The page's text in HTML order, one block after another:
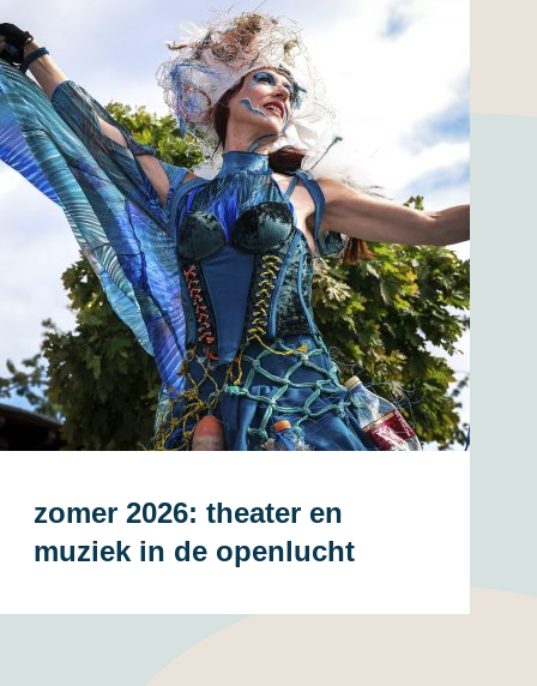
zomer 2026: theater en
muziek in de openlucht